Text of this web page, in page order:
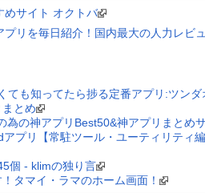
めサイト オクトバ
リを毎日紹介！国内最大の人力レビ
ても知ってたら捗る定番アプリ:ツンダ
とめ
為の神アプリBest50&神アプリまとめ
プリ【常駐ツール・ユーティリティ
個 - klimの独り言
タマイ・ラマのホーム画面！